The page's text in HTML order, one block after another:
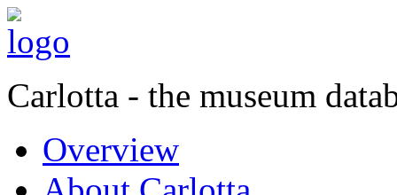
Carlotta - the museum
Overview